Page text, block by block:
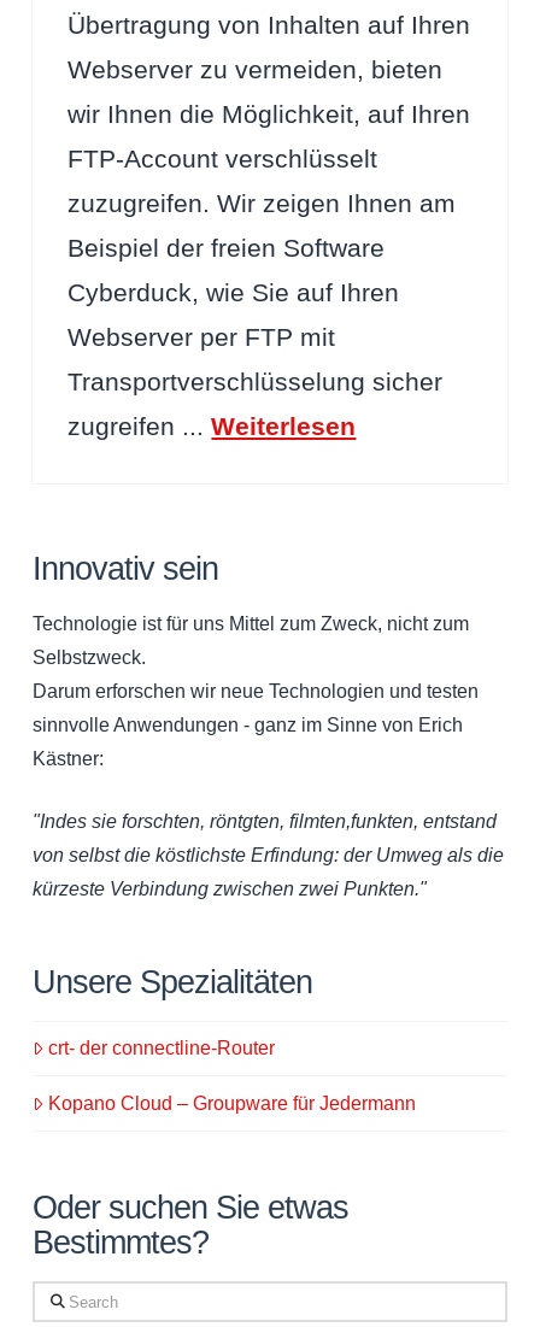
Übertragung von Inhalten auf Ihren
Webserver zu vermeiden, bieten
wir Ihnen die Möglichkeit, auf Ihren
FTP-Account verschlüsselt
zuzugreifen. Wir zeigen Ihnen am
Beispiel der freien Software
Cyberduck, wie Sie auf Ihren
Webserver per FTP mit
Transportverschlüsselung sicher
zugreifen ...Weiterlesen
Innovativ sein
Technologie ist für uns Mittel zum Zweck, nicht zum
Selbstzweck.
Darum erforschen wir neue Technologien und testen
sinnvolle Anwendungen - ganz im Sinne von Erich
Kästner:
"Indes sie forschten, röntgten, filmten,funkten, entstand
von selbst die köstlichste Erfindung: der Umweg als die
kürzeste Verbindung zwischen zwei Punkten."
Unsere Spezialitäten
crt- der connectline-Router
Kopano Cloud – Groupware für Jedermann
Oder suchen Sie etwas
Bestimmtes?
Search